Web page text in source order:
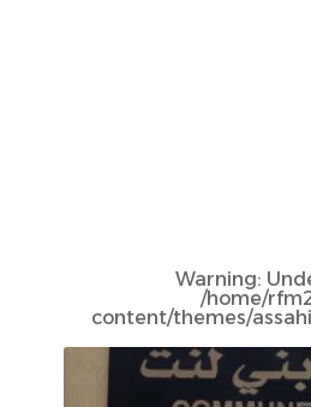
Warning:
/home/
content/themes/